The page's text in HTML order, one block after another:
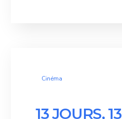
Cinéma
13 JOURS, 13